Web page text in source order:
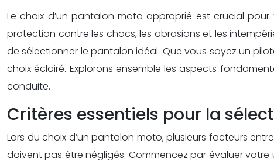
Le choix d’un pantalon moto approprié est crucial
protection contre les chocs, les abrasions et les
de sélectionner le pantalon idéal. Que vous soyez un
choix éclairé. Explorons ensemble les aspects
conduite.
Critères essentiels pour la
Lors du choix d’un pantalon moto, plusieurs facteurs
doivent pas être négligés. Commencez par évaluer